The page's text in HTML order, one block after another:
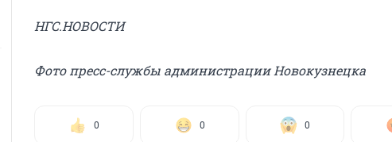
НГС.НОВОСТИ
Фото пресс-службы администрации Новокузнецка
0 0 0